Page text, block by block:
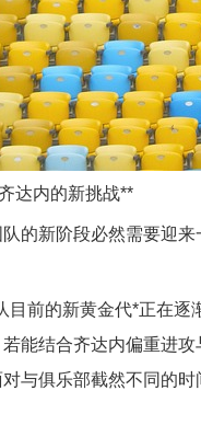
达内的新挑战**
的新阶段必然需要迎
目前的新黄金代*正在
能结合齐达内偏重进
与俱乐部截然不同的